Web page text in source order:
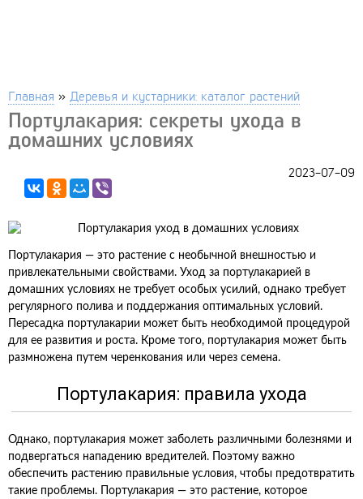
Главная » Деревья и кустарники: каталог растений
Портулакария: секреты ухода в
домашних условиях
2023-07-09
Портулакария — это растение с необычной внешностью и
привлекательными свойствами. Уход за портулакарией в
домашних условиях не требует особых усилий, однако требует
регулярного полива и поддержания оптимальных условий.
Пересадка портулакарии может быть необходимой процедурой
для ее развития и роста. Кроме того, портулакария может быть
размножена путем черенкования или через семена.
Портулакария: правила ухода
Однако, портулакария может заболеть различными болезнями и
подвергаться нападению вредителей. Поэтому важно
обеспечить растению правильные условия, чтобы предотвратить
такие проблемы. Портулакария — это растение, которое